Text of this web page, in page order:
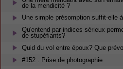
de la mendicité ?
Une simple présomption suffit-elle
Qu'entend par indices sérieux
de stupéfiants?
Quid du vol entre époux? Que
#152 : Prise de photographie